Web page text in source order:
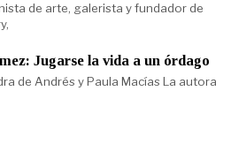
de arte, galerista y fundador de
Jugarse la vida a un órdago
de Andrés y Paula Macías La autora